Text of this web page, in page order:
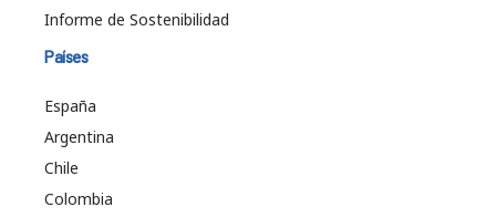
Informe de Sostenibilidad
Países
España
Argentina
Chile
Colombia